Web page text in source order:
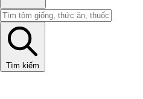
Tìm kiếm